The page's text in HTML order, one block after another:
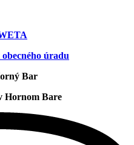
úradu
Bar
Hornom Bare